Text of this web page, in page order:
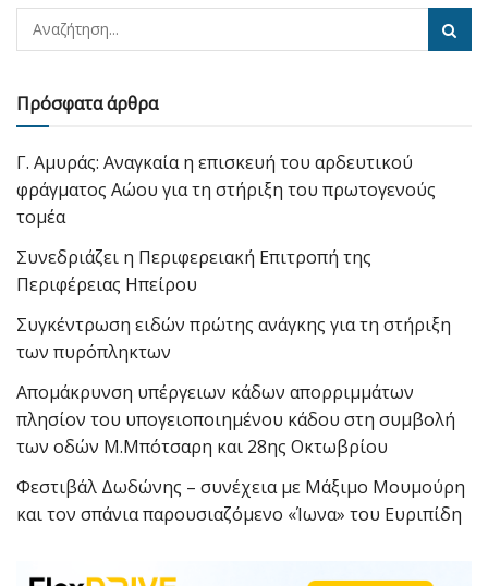
Πρόσφατα άρθρα
Γ. Αμυράς: Αναγκαία η επισκευή του αρδευτικού
φράγματος Αώου για τη στήριξη του πρωτογενούς
τομέα
Συνεδριάζει η Περιφερειακή Επιτροπή της
Περιφέρειας Ηπείρου
Συγκέντρωση ειδών πρώτης ανάγκης για τη στήριξη
των πυρόπληκτων
Απομάκρυνση υπέργειων κάδων απορριμμάτων
πλησίον του υπογειοποιημένου κάδου στη συμβολή
των οδών Μ.Μπότσαρη και 28ης Οκτωβρίου
Φεστιβάλ Δωδώνης – συνέχεια με Μάξιμο Μουμούρη
και τον σπάνια παρουσιαζόμενο «Ίωνα» του Ευριπίδη